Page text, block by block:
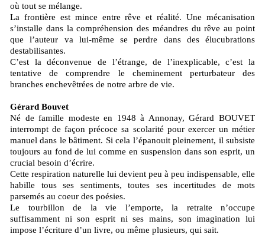
où tout se mélange.
La frontière est mince entre rêve et réalité. Une mécanisation
s’installe dans la compréhension des méandres du rêve au point
que l’auteur va lui-même se perdre dans des élucubrations
destabilisantes.
C’est la déconvenue de l’étrange, de l’inexplicable, c’est la
tentative de comprendre le cheminement perturbateur des
branches enchevêtrées de notre arbre de vie.
Gérard Bouvet
Né de famille modeste en 1948 à Annonay, Gérard BOUVET
interrompt de façon précoce sa scolarité pour exercer un métier
manuel dans le bâtiment. Si cela l’épanouit pleinement, il subsiste
toujours au fond de lui comme en suspension dans son esprit, un
crucial besoin d’écrire.
Cette respiration naturelle lui devient peu à peu indispensable, elle
habille tous ses sentiments, toutes ses incertitudes de mots
parsemés au coeur des poésies.
Le tourbillon de la vie l’emporte, la retraite n’occupe
suffisamment ni son esprit ni ses mains, son imagination lui
impose l’écriture d’un livre, ou même plusieurs, qui sait.